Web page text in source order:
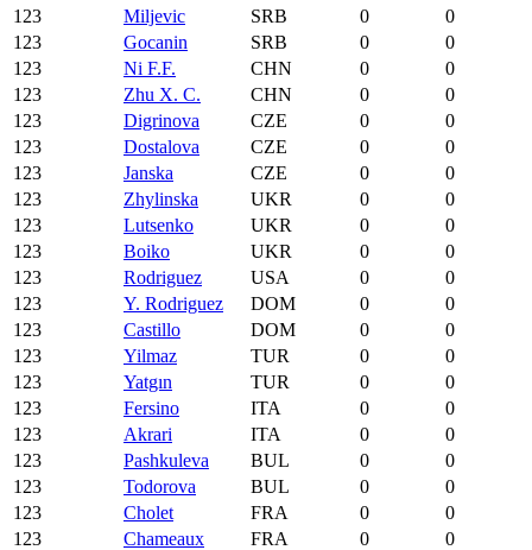
123
Miljevic SRB 0
0
123
Gocanin SRB 0
0
123
Ni F.F. CHN 0
0
123
Zhu X. C. CHN 0
0
123
Digrinova CZE 0
0
123
Dostalova CZE 0
0
123
Janska CZE 0
0
123
Zhylinska UKR 0
0
123
Lutsenko UKR 0
0
123
Boiko UKR 0
0
123
Rodriguez USA 0
0
123
Y. Rodriguez DOM 0
0
123
Castillo DOM 0
0
123
Yilmaz TUR 0
0
123
Yatgın TUR 0
0
123
Fersino ITA 0
0
123
Akrari ITA 0
0
123
Pashkuleva BUL 0
0
123
Todorova BUL 0
0
123
Cholet FRA 0
0
123
Chameaux FRA 0
0